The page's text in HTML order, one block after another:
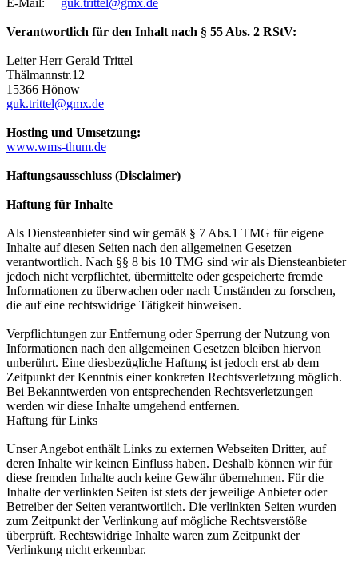
Verantwortlich für den Inhalt nach § 55 Abs. 2 RStV:
Leiter Herr Gerald Trittel
Thälmannstr.12
15366 Hönow
guk.trittel@gmx.de
Hosting und Umsetzung:
www.wms-thum.de
Haftungsausschluss (Disclaimer)
Haftung für Inhalte
Als Diensteanbieter sind wir gemäß § 7 Abs.1 TMG für eigene
Inhalte auf diesen Seiten nach den allgemeinen Gesetzen
verantwortlich. Nach §§ 8 bis 10 TMG sind wir als Diensteanbieter
jedoch nicht verpflichtet, übermittelte oder gespeicherte fremde
Informationen zu überwachen oder nach Umständen zu forschen,
die auf eine rechtswidrige Tätigkeit hinweisen.
Verpflichtungen zur Entfernung oder Sperrung der Nutzung von
Informationen nach den allgemeinen Gesetzen bleiben hiervon
unberührt. Eine diesbezügliche Haftung ist jedoch erst ab dem
Zeitpunkt der Kenntnis einer konkreten Rechtsverletzung möglich.
Bei Bekanntwerden von entsprechenden Rechtsverletzungen
werden wir diese Inhalte umgehend entfernen.
Haftung für Links
Unser Angebot enthält Links zu externen Webseiten Dritter, auf
deren Inhalte wir keinen Einfluss haben. Deshalb können wir für
diese fremden Inhalte auch keine Gewähr übernehmen. Für die
Inhalte der verlinkten Seiten ist stets der jeweilige Anbieter oder
Betreiber der Seiten verantwortlich. Die verlinkten Seiten wurden
zum Zeitpunkt der Verlinkung auf mögliche Rechtsverstöße
überprüft. Rechtswidrige Inhalte waren zum Zeitpunkt der
Verlinkung nicht erkennbar.